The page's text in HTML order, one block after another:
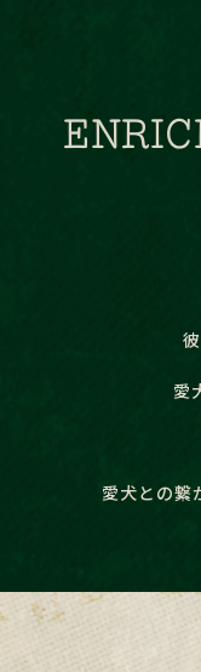
愛
愛犬との繋